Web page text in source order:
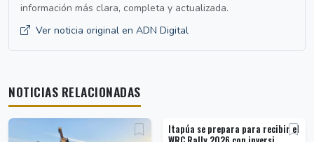
información más clara, completa y actualizada.
Ver noticia original en ADN Digital
NOTICIAS RELACIONADAS
Itapúa se prepara para recibir el